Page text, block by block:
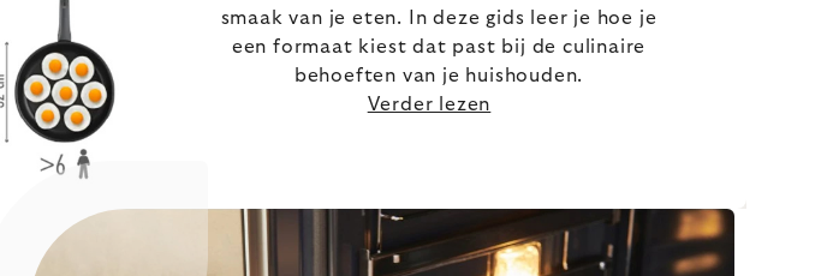
smaak van je eten. In deze gids leer je hoe je
een formaat kiest dat past bij de culinaire
behoeften van je huishouden.
Verder lezen